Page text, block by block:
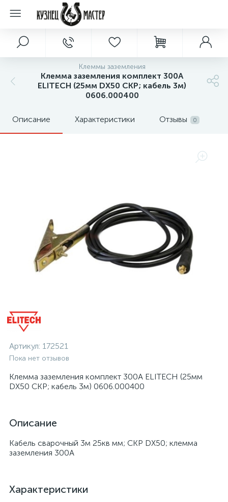
Клеммы заземления
Клемма заземления комплект 300А
ELITECH (25мм DX50 СКР; кабель 3м)
0606.000400
Описание Характеристики Отзывы 0
Артикул: 172521
Пока нет отзывов
Клемма заземления комплект 300А ELITECH (25мм
DX50 СКР; кабель 3м) 0606.000400
Описание
Кабель сварочный 3м 25кв мм; СКР DX50; клемма
заземления 300А
Характеристики